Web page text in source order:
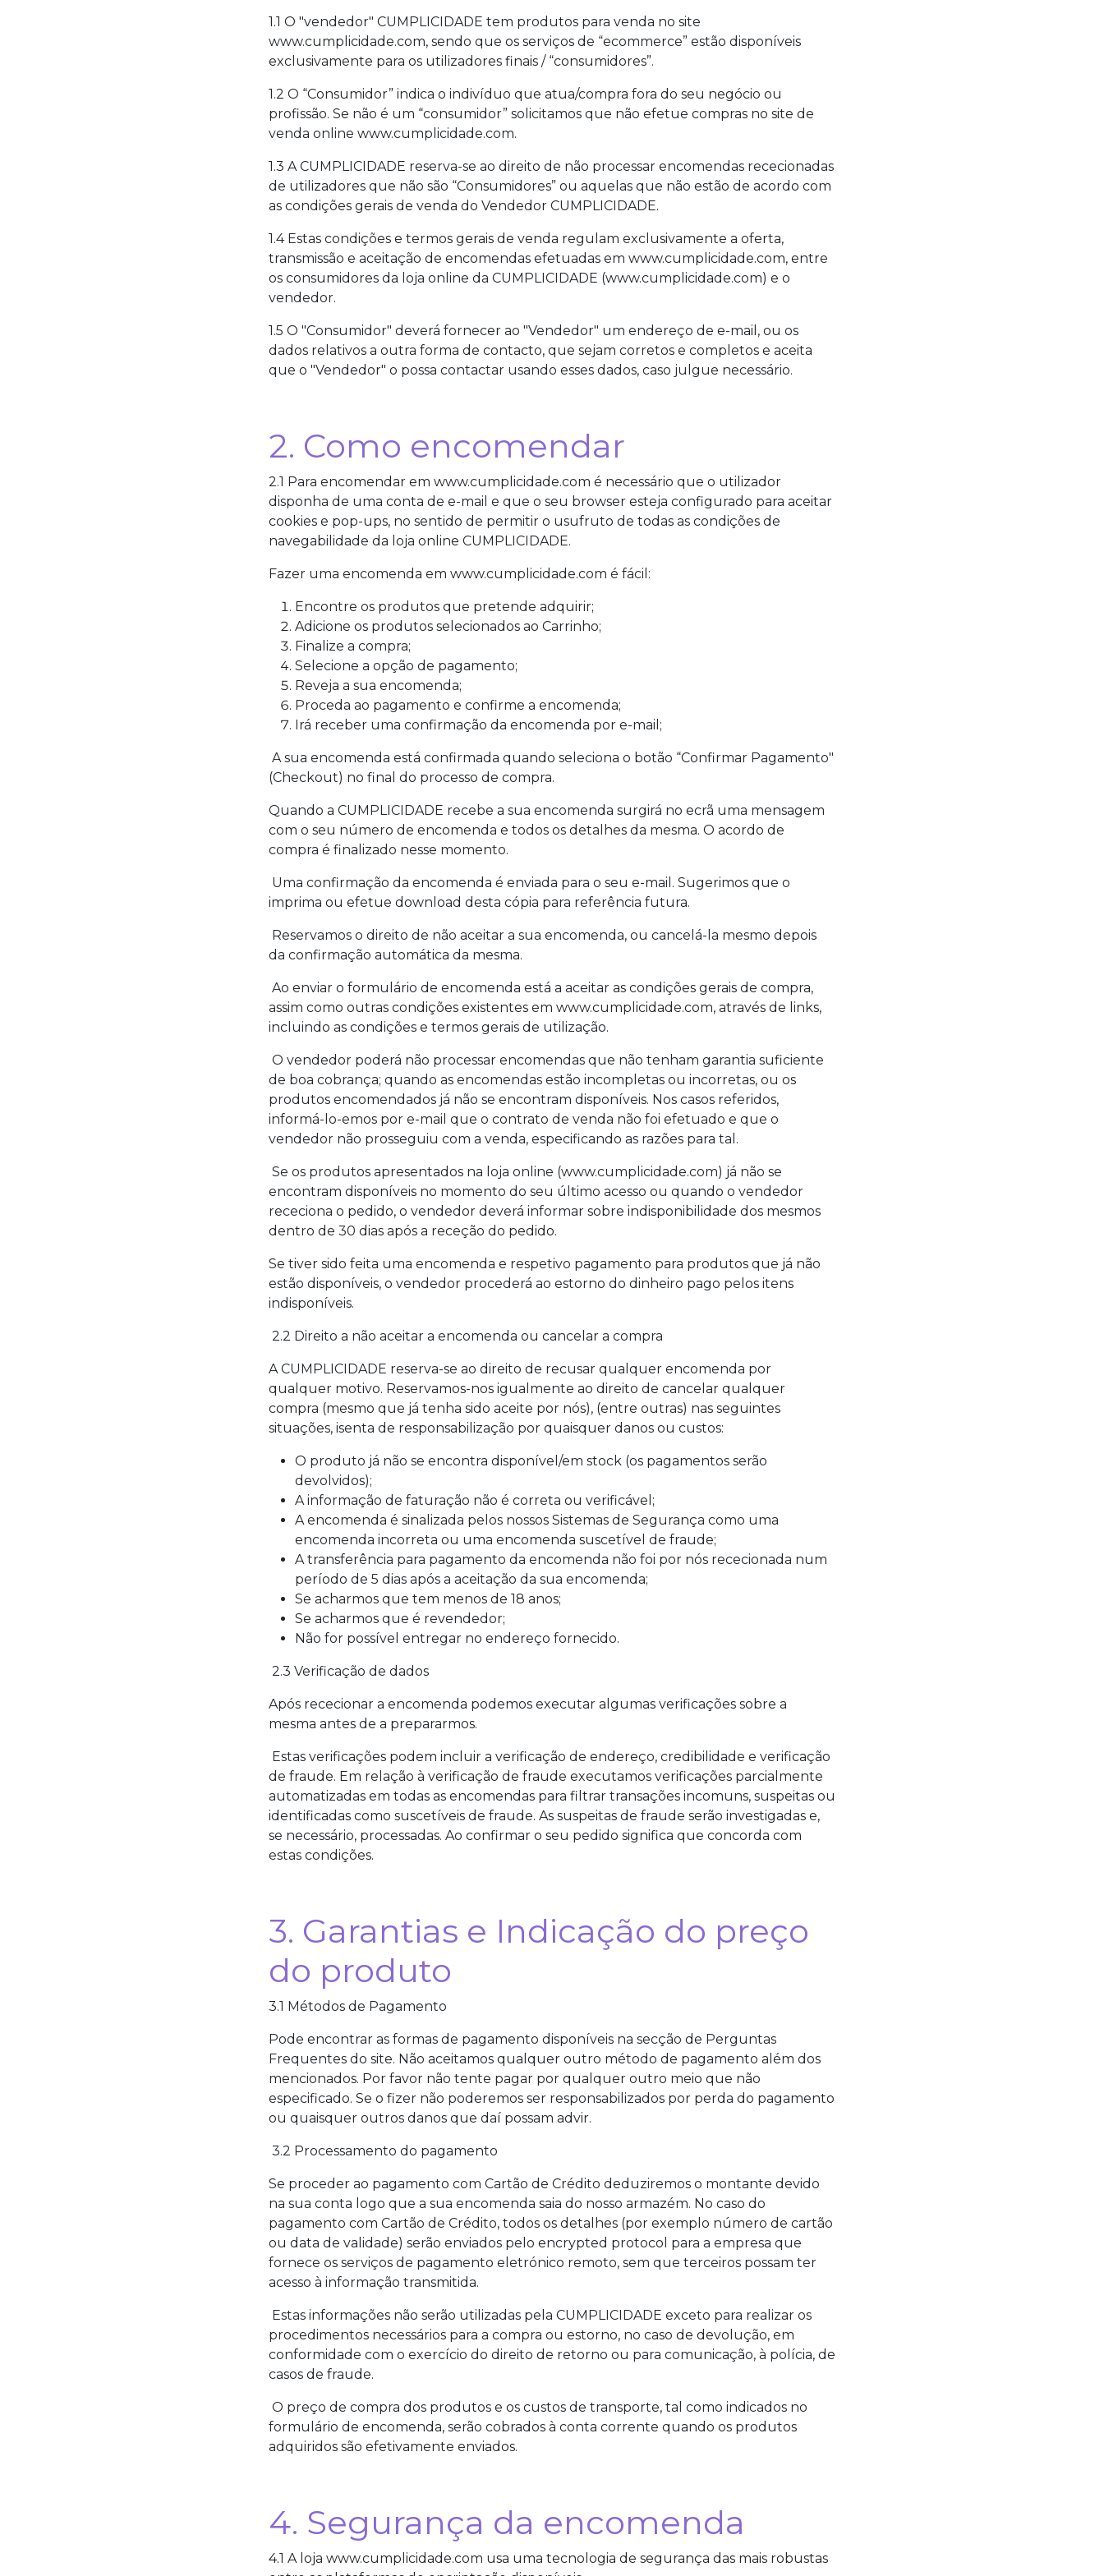
1.1 O "vendedor" CUMPLICIDADE tem produtos para venda no site
www.cumplicidade.com, sendo que os serviços de “ecommerce” estão disponíveis
exclusivamente para os utilizadores finais / “consumidores”.
1.2 O “Consumidor” indica o indivíduo que atua/compra fora do seu negócio ou
profissão. Se não é um “consumidor” solicitamos que não efetue compras no site de
venda online www.cumplicidade.com.
1.3 A CUMPLICIDADE reserva-se ao direito de não processar encomendas rececionadas
de utilizadores que não são “Consumidores” ou aquelas que não estão de acordo com
as condições gerais de venda do Vendedor CUMPLICIDADE.
1.4 Estas condições e termos gerais de venda regulam exclusivamente a oferta,
transmissão e aceitação de encomendas efetuadas em www.cumplicidade.com, entre
os consumidores da loja online da CUMPLICIDADE (www.cumplicidade.com) e o
vendedor.
1.5 O "Consumidor" deverá fornecer ao "Vendedor" um endereço de e-mail, ou os
dados relativos a outra forma de contacto, que sejam corretos e completos e aceita
que o "Vendedor" o possa contactar usando esses dados, caso julgue necessário.
2. Como encomendar
2.1 Para encomendar em www.cumplicidade.com é necessário que o utilizador
disponha de uma conta de e-mail e que o seu browser esteja configurado para aceitar
cookies e pop-ups, no sentido de permitir o usufruto de todas as condições de
navegabilidade da loja online CUMPLICIDADE.
Fazer uma encomenda em www.cumplicidade.com é fácil:
Encontre os produtos que pretende adquirir;
Adicione os produtos selecionados ao Carrinho;
Finalize a compra;
Selecione a opção de pagamento;
Reveja a sua encomenda;
Proceda ao pagamento e confirme a encomenda;
Irá receber uma confirmação da encomenda por e-mail;
A sua encomenda está confirmada quando seleciona o botão “Confirmar Pagamento"
(Checkout) no final do processo de compra.
Quando a CUMPLICIDADE recebe a sua encomenda surgirá no ecrã uma mensagem
com o seu número de encomenda e todos os detalhes da mesma. O acordo de
compra é finalizado nesse momento.
Uma confirmação da encomenda é enviada para o seu e-mail. Sugerimos que o
imprima ou efetue download desta cópia para referência futura.
Reservamos o direito de não aceitar a sua encomenda, ou cancelá-la mesmo depois
da confirmação automática da mesma.
Ao enviar o formulário de encomenda está a aceitar as condições gerais de compra,
assim como outras condições existentes em www.cumplicidade.com, através de links,
incluindo as condições e termos gerais de utilização.
O vendedor poderá não processar encomendas que não tenham garantia suficiente
de boa cobrança; quando as encomendas estão incompletas ou incorretas, ou os
produtos encomendados já não se encontram disponíveis. Nos casos referidos,
informá-lo-emos por e-mail que o contrato de venda não foi efetuado e que o
vendedor não prosseguiu com a venda, especificando as razões para tal.
Se os produtos apresentados na loja online (www.cumplicidade.com) já não se
encontram disponíveis no momento do seu último acesso ou quando o vendedor
receciona o pedido, o vendedor deverá informar sobre indisponibilidade dos mesmos
dentro de 30 dias após a receção do pedido.
Se tiver sido feita uma encomenda e respetivo pagamento para produtos que já não
estão disponíveis, o vendedor procederá ao estorno do dinheiro pago pelos itens
indisponíveis.
2.2 Direito a não aceitar a encomenda ou cancelar a compra
A CUMPLICIDADE reserva-se ao direito de recusar qualquer encomenda por
qualquer motivo. Reservamos-nos igualmente ao direito de cancelar qualquer
compra (mesmo que já tenha sido aceite por nós), (entre outras) nas seguintes
situações, isenta de responsabilização por quaisquer danos ou custos:
O produto já não se encontra disponível/em stock (os pagamentos serão
devolvidos);
A informação de faturação não é correta ou verificável;
A encomenda é sinalizada pelos nossos Sistemas de Segurança como uma
encomenda incorreta ou uma encomenda suscetível de fraude;
A transferência para pagamento da encomenda não foi por nós rececionada num
período de 5 dias após a aceitação da sua encomenda;
Se acharmos que tem menos de 18 anos;
Se acharmos que é revendedor;
Não for possível entregar no endereço fornecido.
2.3 Verificação de dados
Após rececionar a encomenda podemos executar algumas verificações sobre a
mesma antes de a prepararmos.
Estas verificações podem incluir a verificação de endereço, credibilidade e verificação
de fraude. Em relação à verificação de fraude executamos verificações parcialmente
automatizadas em todas as encomendas para filtrar transações incomuns, suspeitas ou
identificadas como suscetíveis de fraude. As suspeitas de fraude serão investigadas e,
se necessário, processadas. Ao confirmar o seu pedido significa que concorda com
estas condições.
3. Garantias e Indicação do preço
do produto
3.1 Métodos de Pagamento
Pode encontrar as formas de pagamento disponíveis na secção de Perguntas
Frequentes do site. Não aceitamos qualquer outro método de pagamento além dos
mencionados. Por favor não tente pagar por qualquer outro meio que não
especificado. Se o fizer não poderemos ser responsabilizados por perda do pagamento
ou quaisquer outros danos que daí possam advir.
3.2 Processamento do pagamento
Se proceder ao pagamento com Cartão de Crédito deduziremos o montante devido
na sua conta logo que a sua encomenda saia do nosso armazém. No caso do
pagamento com Cartão de Crédito, todos os detalhes (por exemplo número de cartão
ou data de validade) serão enviados pelo encrypted protocol para a empresa que
fornece os serviços de pagamento eletrónico remoto, sem que terceiros possam ter
acesso à informação transmitida.
Estas informações não serão utilizadas pela CUMPLICIDADE exceto para realizar os
procedimentos necessários para a compra ou estorno, no caso de devolução, em
conformidade com o exercício do direito de retorno ou para comunicação, à polícia, de
casos de fraude.
O preço de compra dos produtos e os custos de transporte, tal como indicados no
formulário de encomenda, serão cobrados à conta corrente quando os produtos
adquiridos são efetivamente enviados.
4. Segurança da encomenda
4.1 A loja www.cumplicidade.com usa uma tecnologia de segurança das mais robustas